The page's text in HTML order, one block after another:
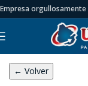
Empresa orgullosamente
← Volver